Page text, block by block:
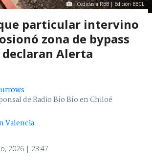
Cedidas a RBB | Edición BBCL
particular intervino
zona de bypass
declaran Alerta
de Radio Bío Bío en Chiloé
Valencia
2026 | 23:47